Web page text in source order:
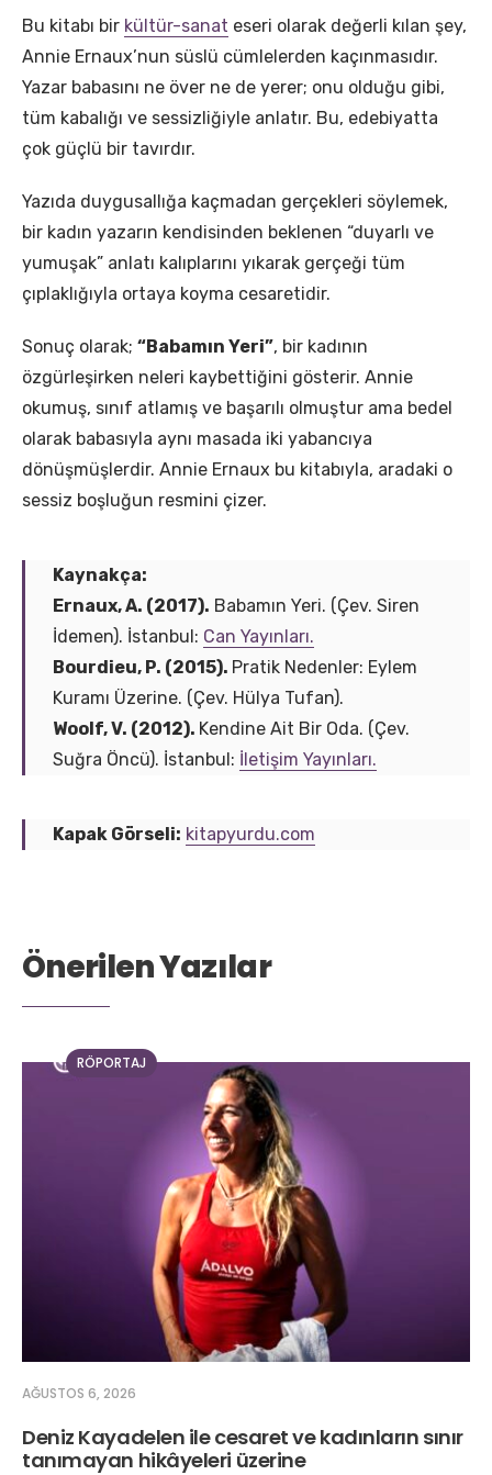
​Bu kitabı bir kültür-sanat eseri olarak değerli kılan şey,
Annie Ernaux’nun süslü cümlelerden kaçınmasıdır.
Yazar babasını ne över ne de yerer; onu olduğu gibi,
tüm kabalığı ve sessizliğiyle anlatır. Bu, edebiyatta
çok güçlü bir tavırdır.
Yazıda duygusallığa kaçmadan gerçekleri söylemek,
bir kadın yazarın kendisinden beklenen “duyarlı ve
yumuşak” anlatı kalıplarını yıkarak gerçeği tüm
çıplaklığıyla ortaya koyma cesaretidir.
​Sonuç olarak; “Babamın Yeri”, bir kadının
özgürleşirken neleri kaybettiğini gösterir. Annie
okumuş, sınıf atlamış ve başarılı olmuştur ama bedel
olarak babasıyla aynı masada iki yabancıya
dönüşmüşlerdir. Annie Ernaux bu kitabıyla, aradaki o
sessiz boşluğun resmini çizer.
Kaynakça:
Ernaux, A. (2017). Babamın Yeri. (Çev. Siren
İdemen). İstanbul: Can Yayınları.
Bourdieu, P. (2015). Pratik Nedenler: Eylem
Kuramı Üzerine. (Çev. Hülya Tufan).
​Woolf, V. (2012). Kendine Ait Bir Oda. (Çev.
Suğra Öncü). İstanbul: İletişim Yayınları.
Kapak Görseli: kitapyurdu.com
Önerilen Yazılar
RÖPORTAJ
AĞUSTOS 6, 2026
Deniz Kayadelen ile cesaret ve kadınların sınır
tanımayan hikâyeleri üzerine